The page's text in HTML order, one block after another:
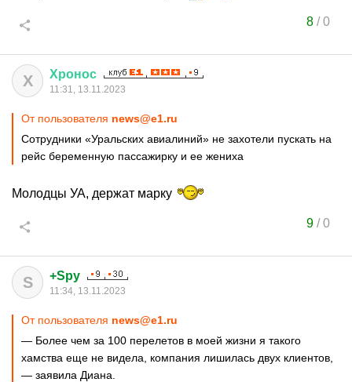
8/0
Х Хронос
11:31, 13.11.2023
От пользователя news@e1.ru
Сотрудники «Уральских авиалиний» не захотели пускать на
рейс беременную пассажирку и ее жениха
Молодцы УА, держат марку
9/0
S +Spy
11:34, 13.11.2023
От пользователя news@e1.ru
— Более чем за 100 перелетов в моей жизни я такого
хамства еще не видела, компания лишилась двух клиентов,
— заявила Диана.